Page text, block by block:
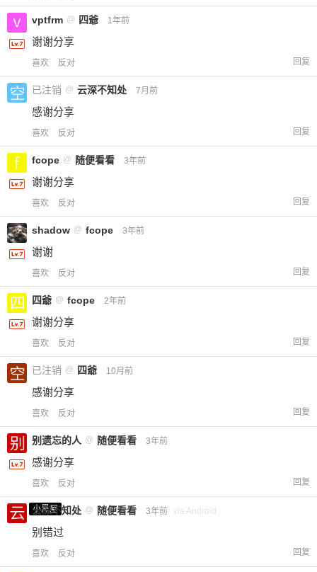
vptfrm @ 四爺 1年前
谢谢分享
喜欢 反对 回复
已注销 @ 云深不知处 7月前
感谢分享
喜欢 反对 回复
fcope @ 随便看看 3年前
谢谢分享
喜欢 反对 回复
shadow @ fcope 3年前
谢谢
喜欢 反对 回复
四爺 @ fcope 2年前
谢谢分享
喜欢 反对 回复
已注销 @ 四爺 10月前
感谢分享
喜欢 反对 回复
别遗忘的人 @ 随便看看 3年前
感谢分享
喜欢 反对 回复
小黑屋
云深不知处 @ 随便看看 3年前 via Android
别错过
喜欢 反对 回复